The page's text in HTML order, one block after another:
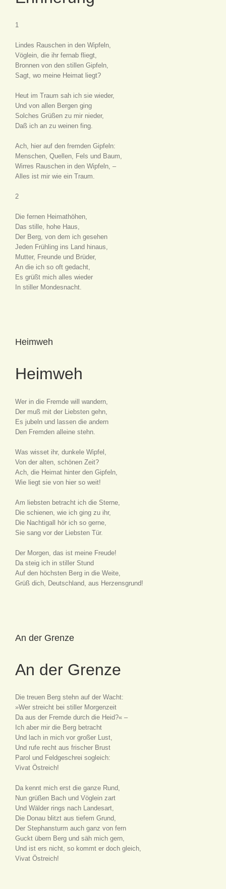
1
Lindes Rauschen in den Wipfeln,
Vöglein, die ihr fernab fliegt,
Bronnen von den stillen Gipfeln,
Sagt, wo meine Heimat liegt?
Heut im Traum sah ich sie wieder,
Und von allen Bergen ging
Solches Grüßen zu mir nieder,
Daß ich an zu weinen fing.
Ach, hier auf den fremden Gipfeln:
Menschen, Quellen, Fels und Baum,
Wirres Rauschen in den Wipfeln, –
Alles ist mir wie ein Traum.
2
Die fernen Heimathöhen,
Das stille, hohe Haus,
Der Berg, von dem ich gesehen
Jeden Frühling ins Land hinaus,
Mutter, Freunde und Brüder,
An die ich so oft gedacht,
Es grüßt mich alles wieder
In stiller Mondesnacht.
Heimweh
Heimweh
Wer in die Fremde will wandern,
Der muß mit der Liebsten gehn,
Es jubeln und lassen die andern
Den Fremden alleine stehn.
Was wisset ihr, dunkele Wipfel,
Von der alten, schönen Zeit?
Ach, die Heimat hinter den Gipfeln,
Wie liegt sie von hier so weit!
Am liebsten betracht ich die Sterne,
Die schienen, wie ich ging zu ihr,
Die Nachtigall hör ich so gerne,
Sie sang vor der Liebsten Tür.
Der Morgen, das ist meine Freude!
Da steig ich in stiller Stund
Auf den höchsten Berg in die Weite,
Grüß dich, Deutschland, aus Herzensgrund!
An der Grenze
An der Grenze
Die treuen Berg stehn auf der Wacht:
»Wer streicht bei stiller Morgenzeit
Da aus der Fremde durch die Heid?« –
Ich aber mir die Berg betracht
Und lach in mich vor großer Lust,
Und rufe recht aus frischer Brust
Parol und Feldgeschrei sogleich:
Vivat Östreich!
Da kennt mich erst die ganze Rund,
Nun grüßen Bach und Vöglein zart
Und Wälder rings nach Landesart,
Die Donau blitzt aus tiefem Grund,
Der Stephansturm auch ganz von fern
Guckt übern Berg und säh mich gern,
Und ist ers nicht, so kommt er doch gleich,
Vivat Östreich!